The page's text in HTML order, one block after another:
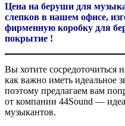
Цена на беруши для
слепков в нашем офисе,
фирменную коробку для
покрытие !
Вы хотите
как важно иметь идеальное
поэтому предлагаем вам
от компании 44Sound —
музыкантов.